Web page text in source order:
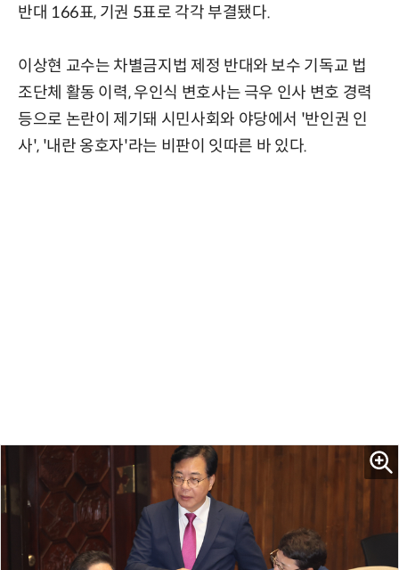
반대 166표, 기권 5표로 각각 부결됐다.
이상현 교수는 차별금지법 제정 반대와 보수 기독교 법
조단체 활동 이력, 우인식 변호사는 극우 인사 변호 경력
등으로 논란이 제기돼 시민사회와 야당에서 '반인권 인
사', '내란 옹호자'라는 비판이 잇따른 바 있다.